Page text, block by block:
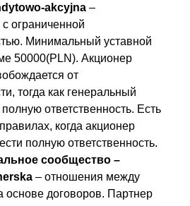
akcyjna –
ограниченной
Минимальный уставной
50000(PLN). Акционер
от
тогда как генеральный
ответственность. Есть
когда акционер
полную ответственность.
сообщество –
– отношения между
основе договоров. Партнер